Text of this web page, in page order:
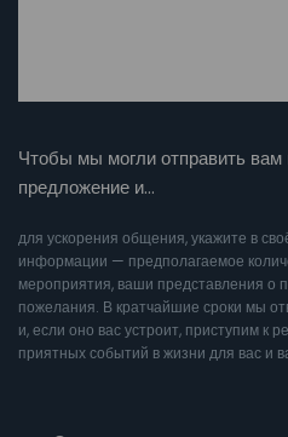
Чтобы мы могли отправить вам
предложение и…
для ускорения общения, укажите в
информации — предполагаемое
мероприятия, ваши представления о
пожелания. В кратчайшие сроки мы
и, если оно вас устроит, приступим к
приятных событий в жизни для вас и